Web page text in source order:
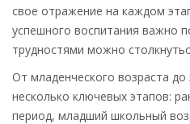
свое отражение на каждом
успешного воспитания важно
трудностями можно
От младенческого возраста
несколько ключевых этапов:
период, младший школьный